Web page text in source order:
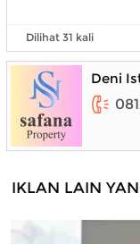
Dilihat 31 kali
Deni
IKLAN LAIN